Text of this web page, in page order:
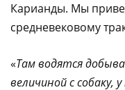
Карианды. Мы
средневековому
«Там водятся
величиной с собаку,